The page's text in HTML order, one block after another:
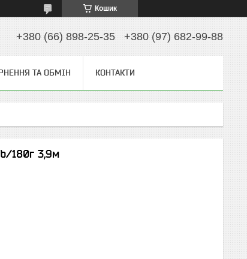
Кошик
+380 (66) 898-25-35 +380 (97) 682-99-88
ТА ОБМІН КОНТАКТИ
180г 3,9м